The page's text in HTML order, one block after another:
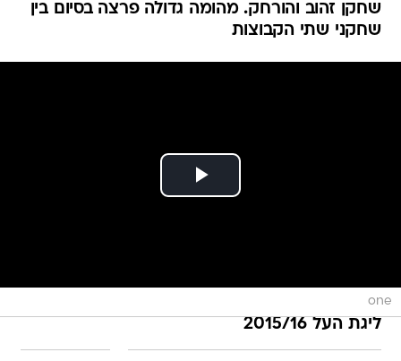
שחקן זהוב והורחק. מהומה גדולה פרצה בסיום בין
שחקני שתי הקבוצות
one
ליגת העל 2015/16